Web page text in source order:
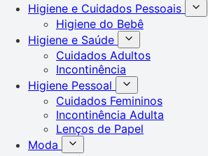
Higiene e Cuidados Pessoais
Higiene do Bebê
Higiene e Saúde
Cuidados Adultos
Incontinência
Higiene Pessoal
Cuidados Femininos
Incontinência Adulta
Lenços de Papel
Moda